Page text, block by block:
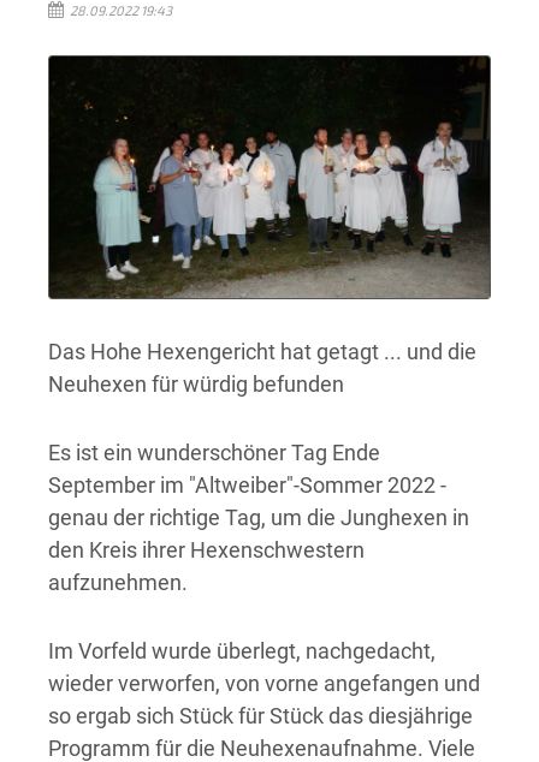
28.09.2022 19:43
Das Hohe Hexengericht hat getagt ... und die
Neuhexen für würdig befunden
Es ist ein wunderschöner Tag Ende
September im "Altweiber"-Sommer 2022 -
genau der richtige Tag, um die Junghexen in
den Kreis ihrer Hexenschwestern
aufzunehmen.
Im Vorfeld wurde überlegt, nachgedacht,
wieder verworfen, von vorne angefangen und
so ergab sich Stück für Stück das diesjährige
Programm für die Neuhexenaufnahme. Viele